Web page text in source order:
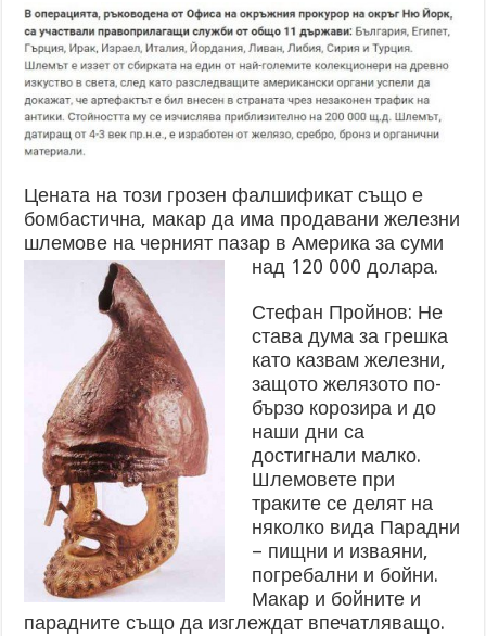
Цената на този грозен фалшификат също е
бомбастична, макар да има продавани железни
шлемове на черният пазар в Америка за суми
над 120 000 долара.
Стефан Пройнов: Не
става дума за грешка
като казвам железни,
защото желязото по-
бързо корозира и до
наши дни са
достигнали малко.
Шлемовете при
траките се делят на
няколко вида Парадни
– пищни и изваяни,
погребални и бойни.
Макар и бойните и
парадните също да изглеждат впечатляващо.